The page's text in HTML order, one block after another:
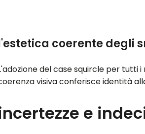
coerente degli
del case squircle per tutti
visiva conferisce identità
e